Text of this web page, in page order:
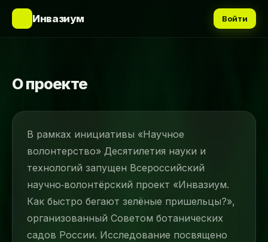
Инвазиум Войти
О проекте
В рамках инициативы «Научное
волонтерство» Десятилетия науки и
технологий запущен Всероссийский
научно‑волонтёрский проект «Инвазиум.
Как быстро бегают зелёные пришельцы?»,
организованный Советом ботанических
садов России. Исследование посвящено